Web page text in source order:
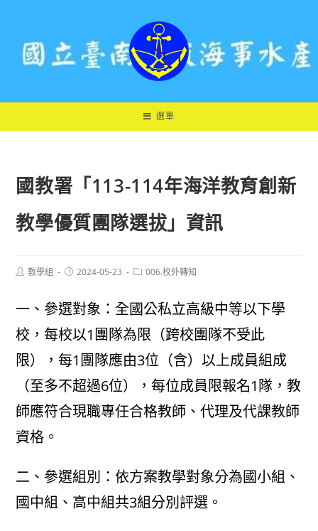
選單
國教署「113-114年海洋教育創新
教學優質團隊選拔」資訊
Post教學組
Post2024-05-23
Post006.校外轉知
一、參選對象：全國公私立高級中等以下學
校，每校以1團隊為限（跨校團隊不受此
限），每1團隊應由3位（含）以上成員組成
（至多不超過6位），每位成員限報名1隊，教
師應符合現職專任合格教師、代理及代課教師
資格。
二、參選組別：依方案教學對象分為國小組、
國中組、高中組共3組分別評選。